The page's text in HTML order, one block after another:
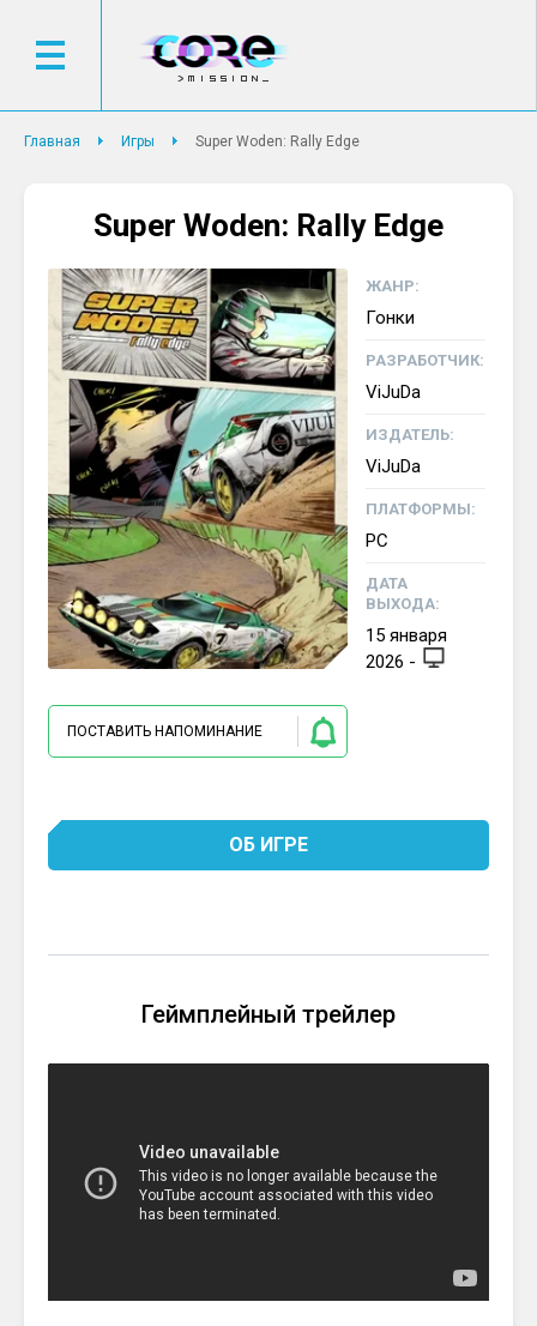
Главная Игры Super Woden: Rally Edge
Super Woden: Rally Edge
ПОСТАВИТЬ НАПОМИНАНИЕ
ЖАНР:
Гонки
РАЗРАБОТЧИК:
ViJuDa
ИЗДАТЕЛЬ:
ViJuDa
ПЛАТФОРМЫ:
PC
ДАТА
ВЫХОДА:
15 января
2026 -
ОБ ИГРЕ
Геймплейный трейлер